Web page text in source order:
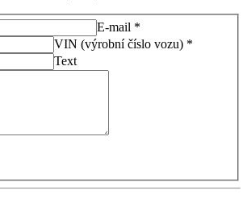
E-mail *
VIN (výrobní číslo vozu) *
Text